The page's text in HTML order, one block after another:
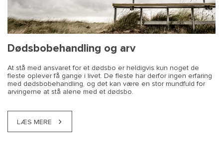
Dødsbobehandling og arv
At stå med ansvaret for et dødsbo er heldigvis kun noget de
fleste oplever få gange i livet. De fleste har derfor ingen erfaring
med dødsbobehandling, og det kan være en stor mundfuld for
arvingerne at stå alene med et dødsbo.
LÆS MERE